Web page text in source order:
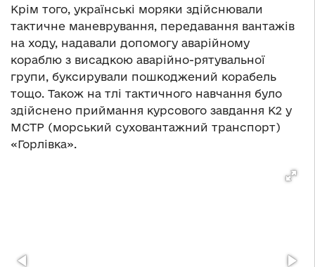
Крім того, українські моряки здійснювали
тактичне маневрування, передавання вантажів
на ходу, надавали допомогу аварійному
кораблю з висадкою аварійно-рятувальної
групи, буксирували пошкоджений корабель
тощо. Також на тлі тактичного навчання було
здійснено приймання курсового завдання К2 у
МСТР (морський суховантажний транспорт)
«Горлівка».